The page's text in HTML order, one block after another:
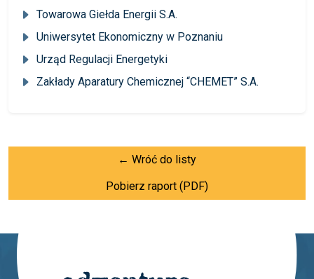
Towarowa Giełda Energii S.A.
Uniwersytet Ekonomiczny w Poznaniu
Urząd Regulacji Energetyki
Zakłady Aparatury Chemicznej “CHEMET” S.A.
← Wróć do listy
Pobierz raport (PDF)